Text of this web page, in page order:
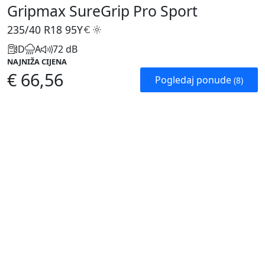
Gripmax SureGrip Pro Sport
235/40 R18 95Y
D A 72 dB
NAJNIŽA CIJENA
€ 66,56 Pogledaj ponude (8)